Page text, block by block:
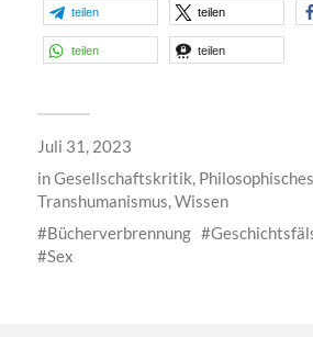
teilen teilen
teilen teilen
Juli 31, 2023
inGesellschaftskritik, Philosophisches
Transhumanismus,Wissen
Bücherverbrennung
Sex